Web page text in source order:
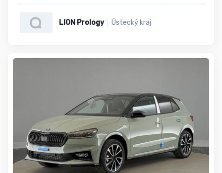
LION Prology Ústecký kraj